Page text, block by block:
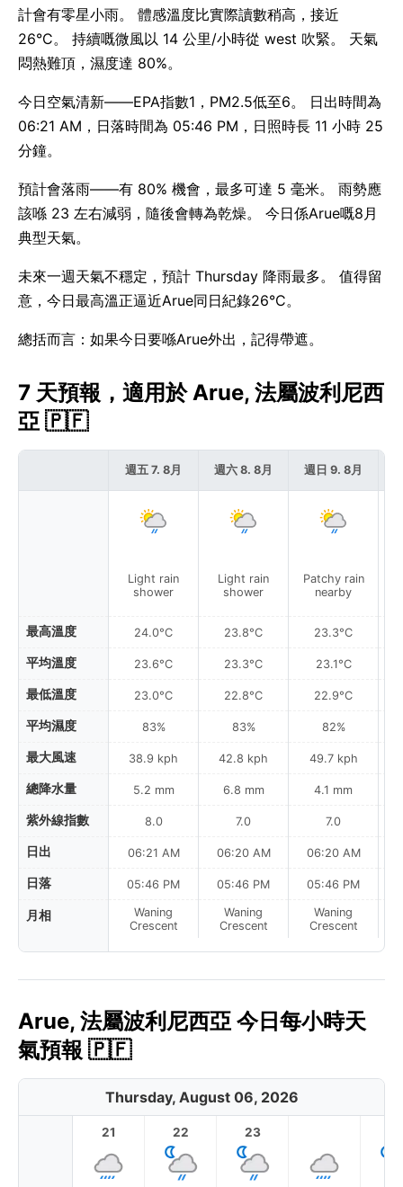
計會有零星小雨。 體感溫度比實際讀數稍高，接近
26°C。 持續嘅微風以 14 公里/小時從 west 吹緊。 天氣
悶熱難頂，濕度達 80%。
今日空氣清新——EPA指數1，PM2.5低至6。 日出時間為
06:21 AM，日落時間為 05:46 PM，日照時長 11 小時 25
分鐘。
預計會落雨——有 80% 機會，最多可達 5 毫米。 雨勢應
該喺 23 左右減弱，隨後會轉為乾燥。 今日係Arue嘅8月
典型天氣。
未來一週天氣不穩定，預計 Thursday 降雨最多。 值得留
意，今日最高溫正逼近Arue同日紀錄26°C。
總括而言：如果今日要喺Arue外出，記得帶遮。
7 天預報，適用於 Arue, 法屬波利尼西
亞 🇵🇫
最高溫度
平均溫度
最低溫度
平均濕度
最大風速
總降水量
紫外線指數
日出
日落
月相
週五 7. 8月
Light rain
shower
24.0°C
23.6°C
23.0°C
83%
38.9 kph
5.2 mm
8.0
06:21 AM
05:46 PM
Waning
Crescent
週六 8. 8月
Light rain
shower
23.8°C
23.3°C
22.8°C
83%
42.8 kph
6.8 mm
7.0
06:20 AM
05:46 PM
Waning
Crescent
週日 9. 8月
Patchy rain
nearby
23.3°C
23.1°C
22.9°C
82%
49.7 kph
4.1 mm
7.0
06:20 AM
05:46 PM
Waning
Crescent
Arue, 法屬波利尼西亞 今日每小時天
氣預報 🇵🇫
Thursday, August 06, 2026
21 22 23